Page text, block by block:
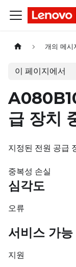
개의 메시
이 페이지에서
급 장치
지정된 전원 공급
중복성 손실
심각도
오류
서비스 가능
지원